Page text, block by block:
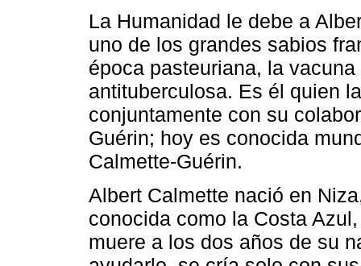
La Humanidad le debe a
uno de los grandes sabios
época pasteuriana, la vacuna
antituberculosa. Es él quien
conjuntamente con su
Guérin; hoy es conocida
Calmette-Guérin.
Albert Calmette nació en
conocida como la Costa
muere a los dos años de su